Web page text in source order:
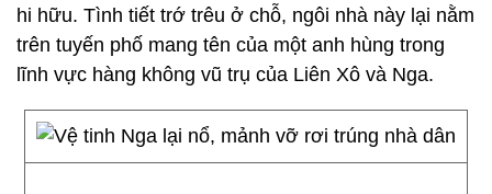
hi hữu. Tình tiết trớ trêu ở chỗ, ngôi nhà này lại nằm
trên tuyến phố mang tên của một anh hùng trong
lĩnh vực hàng không vũ trụ của Liên Xô và Nga.